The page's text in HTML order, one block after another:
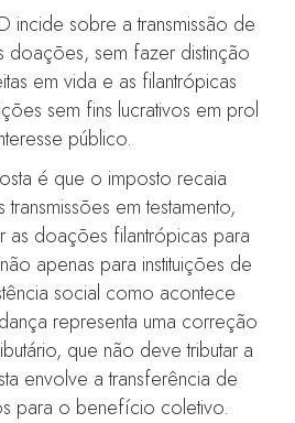
incide sobre a transmissão de
doações, sem fazer distinção
em vida e as filantrópicas
sem fins lucrativos em prol
público.
é que o imposto recaia
em testamento,
as doações filantrópicas para
apenas para instituições de
social como acontece
representa uma correção
que não deve tributar a
envolve a transferência de
para o benefício coletivo.